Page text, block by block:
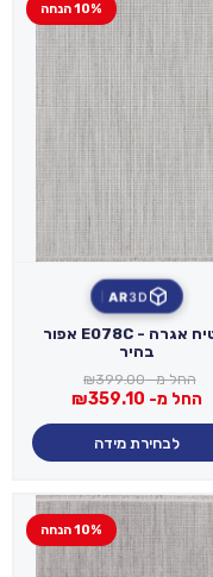
10% הנחה
3D
AR
שטיח אגרה - E078C אפור
בהיר
החל מ- ₪399.00
החל מ- ₪359.10
לבחירת מידה
10% הנחה